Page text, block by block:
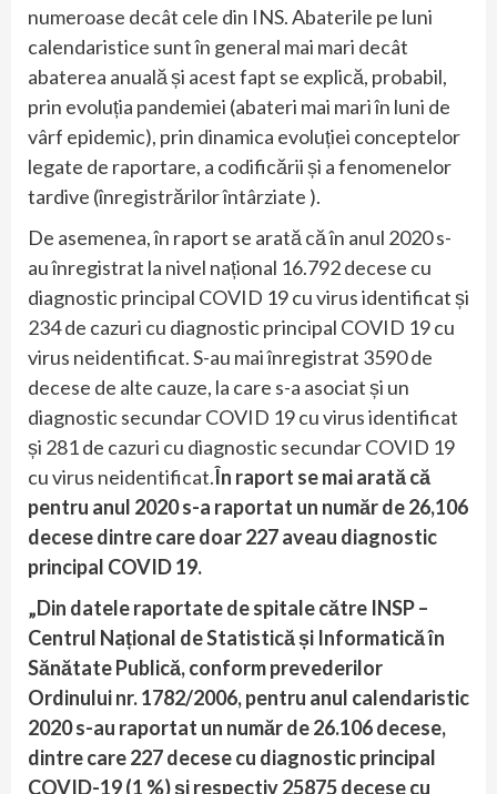
numeroase decât cele din INS. Abaterile pe luni
calendaristice sunt în general mai mari decât
abaterea anuală și acest fapt se explică, probabil,
prin evoluția pandemiei (abateri mai mari în luni de
vârf epidemic), prin dinamica evoluției conceptelor
legate de raportare, a codificării și a fenomenelor
tardive (înregistrărilor întârziate ).
De asemenea, în raport se arată că în anul 2020 s-
au înregistrat la nivel național 16.792 decese cu
diagnostic principal COVID 19 cu virus identificat și
234 de cazuri cu diagnostic principal COVID 19 cu
virus neidentificat. S-au mai înregistrat 3590 de
decese de alte cauze, la care s-a asociat și un
diagnostic secundar COVID 19 cu virus identificat
și 281 de cazuri cu diagnostic secundar COVID 19
cu virus neidentificat.În raport se mai arată că
pentru anul 2020 s-a raportat un număr de 26,106
decese dintre care doar 227 aveau diagnostic
principal COVID 19.
„Din datele raportate de spitale către INSP –
Centrul Național de Statistică și Informatică în
Sănătate Publică, conform prevederilor
Ordinului nr. 1782/2006, pentru anul calendaristic
2020 s-au raportat un număr de 26.106 decese,
dintre care 227 decese cu diagnostic principal
COVID-19 (1 %) și respectiv 25875 decese cu